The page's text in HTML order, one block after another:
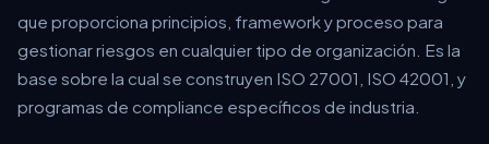
que proporciona principios, framework y proceso para
gestionar riesgos en cualquier tipo de organización. Es la
base sobre la cual se construyen ISO 27001, ISO 42001, y
programas de compliance específicos de industria.